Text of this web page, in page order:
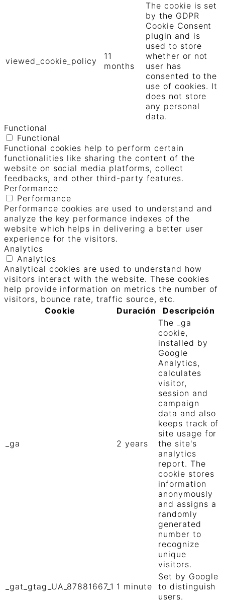
viewed_cookie_policy
11
months
The cookie is set
by the GDPR
Cookie Consent
plugin and is
used to store
whether or not
user has
consented to the
use of cookies. It
does not store
any personal
data.
Functional
Functional
Functional cookies help to perform certain
functionalities like sharing the content of the
website on social media platforms, collect
feedbacks, and other third-party features.
Performance
Performance
Performance cookies are used to understand and
analyze the key performance indexes of the
website which helps in delivering a better user
experience for the visitors.
Analytics
Analytics
Analytical cookies are used to understand how
visitors interact with the website. These cookies
help provide information on metrics the number of
visitors, bounce rate, traffic source, etc.
Cookie
Duración Descripción
_ga 2 years
The _ga
cookie,
installed by
Google
Analytics,
calculates
visitor,
session and
campaign
data and also
keeps track of
site usage for
the site's
analytics
report. The
cookie stores
information
anonymously
and assigns a
randomly
generated
number to
recognize
unique
visitors.
_gat_gtag_UA_87881667_1 1 minute
Set by Google
to distinguish
users.